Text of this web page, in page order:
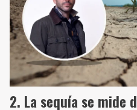
La sequía se mide